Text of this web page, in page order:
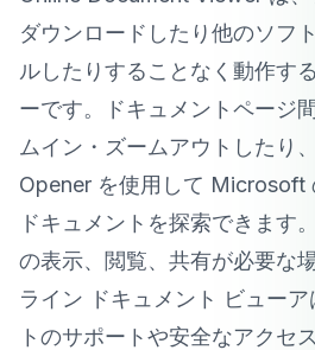
ダウンロードしたり他のソフ
ルしたりすることなく動作す
ーです。ドキュメントページ
ムイン・ズームアウトしたり
Opener を使用して Microsoft
ドキュメントを探索できます
の表示、閲覧、共有が必要な
ライン ドキュメント ビュー
トのサポートや安全なアクセ